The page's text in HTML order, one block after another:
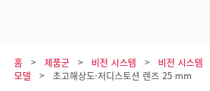
홈 제품군 비전 시스템 비전 시스템
모델
초고해상도·저디스토션 렌즈 25 mm